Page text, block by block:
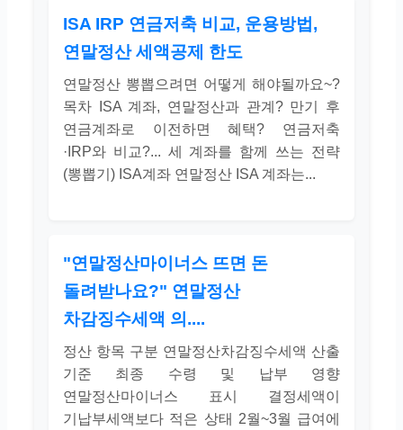
ISA IRP 연금저축 비교, 운용방법,
연말정산 세액공제 한도
연말정산 뽕뽑으려면 어떻게 해야될까요~?
목차 ISA 계좌, 연말정산과 관계? 만기 후
연금계좌로 이전하면 혜택? 연금저축
·IRP와 비교?... 세 계좌를 함께 쓰는 전략
(뽕뽑기) ISA계좌 연말정산 ISA 계좌는...
"연말정산마이너스 뜨면 돈
돌려받나요?" 연말정산
차감징수세액 의....
정산 항목 구분 연말정산차감징수세액 산출
기준 최종 수령 및 납부 영향
연말정산마이너스 표시 결정세액이
기납부세액보다 적은 상태 2월~3월 급여에